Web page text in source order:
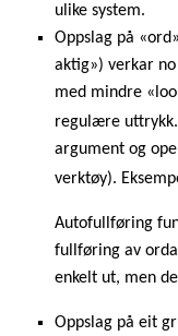
ulike system.
Oppslag på
aktig») verkar
med mindre
regulære
argument og
verktøy).
Autofullføring
fullføring av
enkelt ut, men
Oppslag på eit